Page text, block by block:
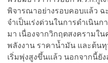
พิจารณาอย่างรอบคอบแล้ว ฉ
จำเป็นเร่งด่วนในการดำเนิน
มา เนื่องจากวิกฤตสงครามใ
พลังงาน ราคาน้ำมัน และต้น
เริ่มพุ่งสูงขึ้นแล้ว นอกจากนี้ยั